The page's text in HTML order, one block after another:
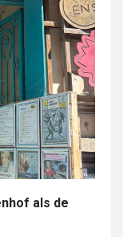
als de